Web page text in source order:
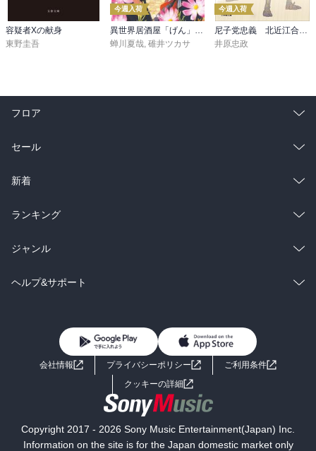
容疑者Xの献身
東野圭吾
今週入荷
蝉川夏哉 碓井ツカサ
今週入荷
井原忠政
フロア
総合
ラノベ
雑誌・グラビア
BL・TL
セール
総合
ラノベ
雑誌・グラビア
BL・TL
新着
総合
ラノベ
雑誌・グラビア
ランキング
総合
ラノベ
ジャンル
コミック
ライトノベル 男子向けラノベ
小説
海外小説
ミステリー SF
ヘルプ&サポート
よくあるご質問 お問い合わせ
会社情報 プライバシーポリシー
ご利用条件
クッキーの詳細
Copyright 2017 - 2026 Sony Music Entertainment(Japan) Inc.
Information on the site is for the Japan domestic market only